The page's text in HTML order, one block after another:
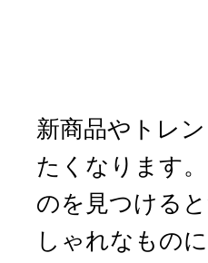
新商品やトレ
たくなります
のを見つける
しゃれなもの